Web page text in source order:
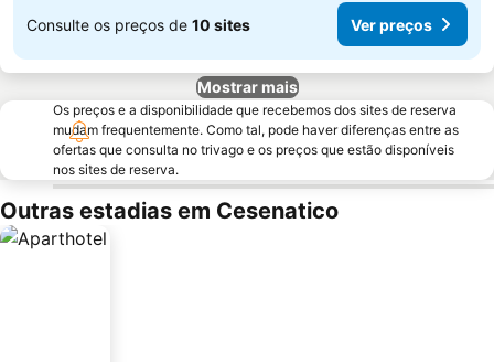
Consulte os preços de 10 sites Ver preços
Mostrar mais
Os preços e a disponibilidade que recebemos dos sites de reserva
mudam frequentemente. Como tal, pode haver diferenças entre as
ofertas que consulta no trivago e os preços que estão disponíveis
nos sites de reserva.
Outras estadias em Cesenatico